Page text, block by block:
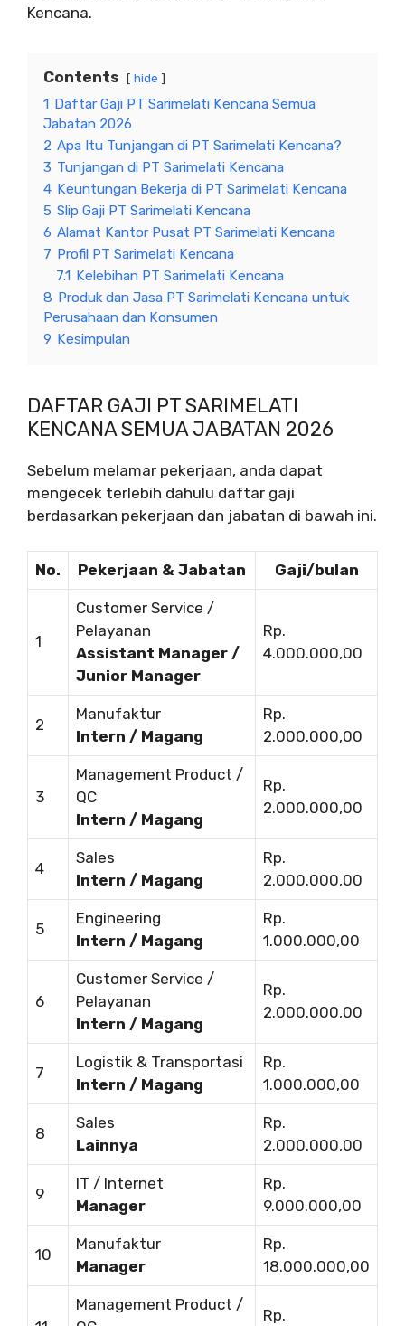
Kencana.
Contents hide
1 Daftar Gaji PT Sarimelati Kencana Semua
Jabatan 2026
2 Apa Itu Tunjangan di PT Sarimelati Kencana?
3 Tunjangan di PT Sarimelati Kencana
4 Keuntungan Bekerja di PT Sarimelati Kencana
5 Slip Gaji PT Sarimelati Kencana
6 Alamat Kantor Pusat PT Sarimelati Kencana
7 Profil PT Sarimelati Kencana
7.1 Kelebihan PT Sarimelati Kencana
8 Produk dan Jasa PT Sarimelati Kencana untuk
Perusahaan dan Konsumen
9 Kesimpulan
DAFTAR GAJI PT SARIMELATI
KENCANA SEMUA JABATAN 2026
Sebelum melamar pekerjaan, anda dapat
mengecek terlebih dahulu daftar gaji
berdasarkan pekerjaan dan jabatan di bawah ini.
No. Pekerjaan & Jabatan Gaji/bulan
1
Customer Service /
Pelayanan
Assistant Manager /
Junior Manager
Rp.
4.000.000,00
2
Manufaktur
Intern / Magang
Rp.
2.000.000,00
3
Management Product /
QC
Intern / Magang
Rp.
2.000.000,00
4
Sales
Intern / Magang
Rp.
2.000.000,00
5
Engineering
Intern / Magang
Rp.
1.000.000,00
6
Customer Service /
Pelayanan
Intern / Magang
Rp.
2.000.000,00
7
Logistik & Transportasi
Intern / Magang
Rp.
1.000.000,00
8
Sales
Lainnya
Rp.
2.000.000,00
9
IT / Internet
Manager
Rp.
9.000.000,00
10
Manufaktur
Manager
Rp.
18.000.000,00
Management Product /
Rp.